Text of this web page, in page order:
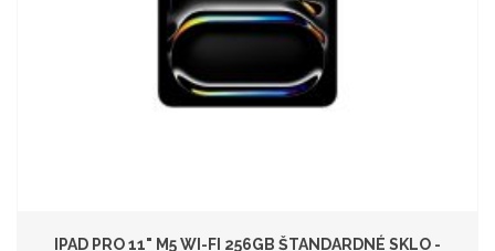
IPAD PRO 11" M5 WI-FI 256GB ŠTANDARDNÉ SKLO -